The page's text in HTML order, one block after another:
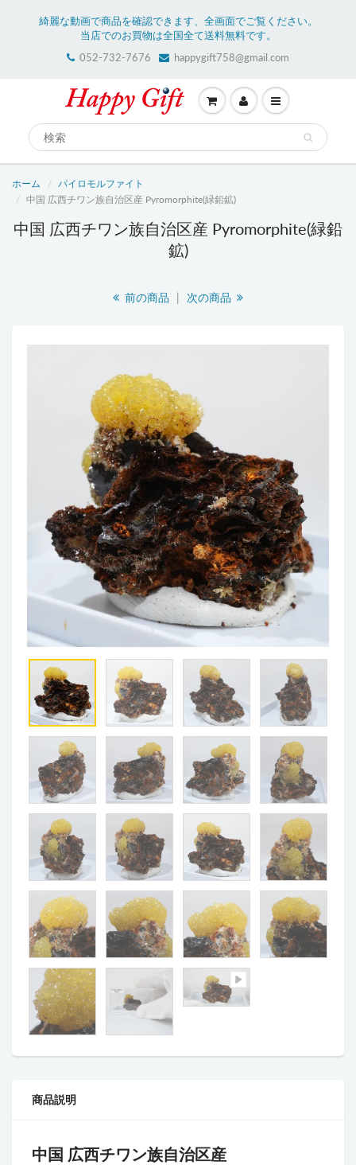
綺麗な動画で商品を確認できます、全画面でご覧ください。
当店でのお買物は全国全て送料無料です。
052-732-7676
happygift758@gmail.com
ホーム
パイロモルファイト
中国 広西チワン族自治区産 Pyromorphite(緑鉛鉱)
中国 広西チワン族自治区産 Pyromorphite(緑鉛
鉱)
前の商品 | 次の商品
商品説明
中国 広西チワン族自治区産